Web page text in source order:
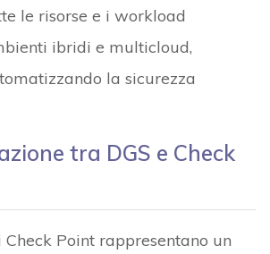
le risorse e i workload
ibridi e multicloud,
la sicurezza
tra DGS e Check
Point rappresentano un